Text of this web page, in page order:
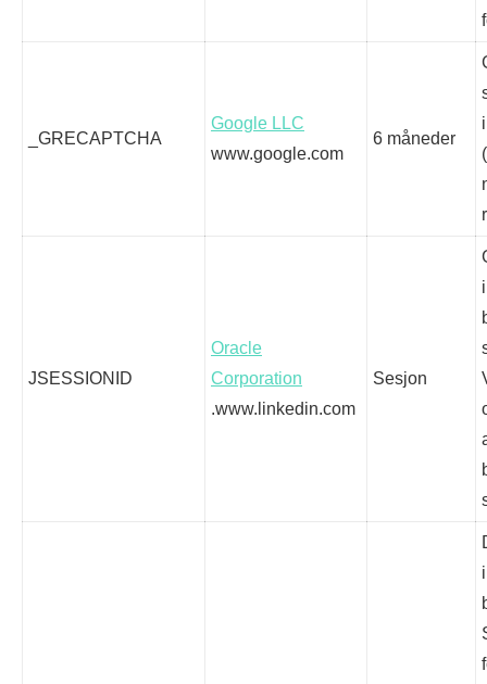
_GRECAPTCHA
Google LLC
www.google.com
6 måneder
JSESSIONID
Oracle
Corporation
.www.linkedin.com
Sesjon